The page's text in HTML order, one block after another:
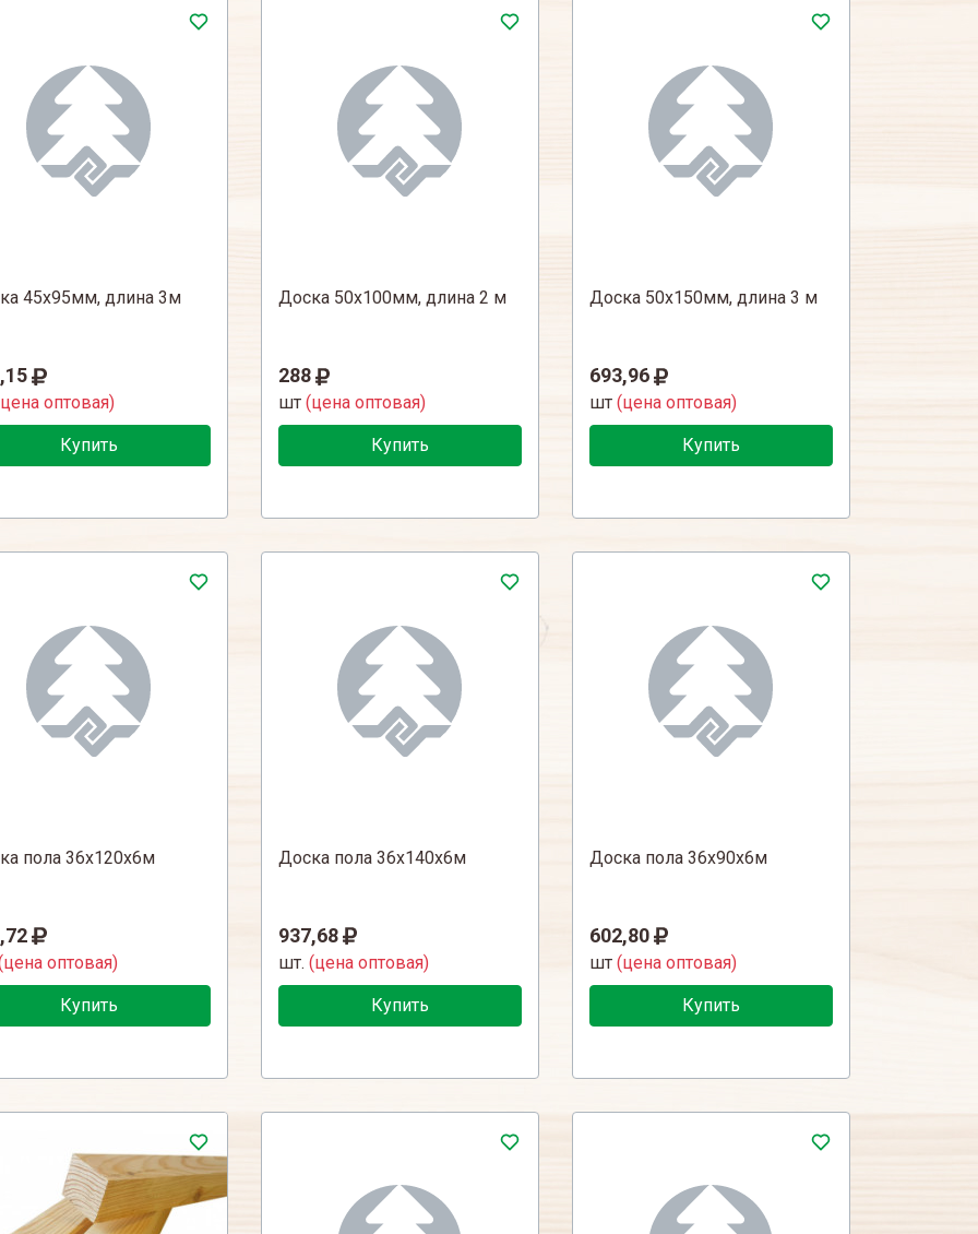
45х95мм, длина 3м
оптовая)
Купить
Доска 50х100мм, длина 2 м
288
шт (цена оптовая)
Купить
Доска 50х150мм, длина 3 м
693,96
шт (цена оптовая)
Купить
пола 36х120х6м
оптовая)
Купить
Доска пола 36х140х6м
937,68
шт. (цена оптовая)
Купить
Доска пола 36х90х6м
602,80
шт (цена оптовая)
Купить